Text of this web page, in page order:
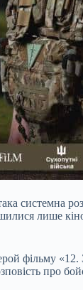
системна
лише
фільму
про